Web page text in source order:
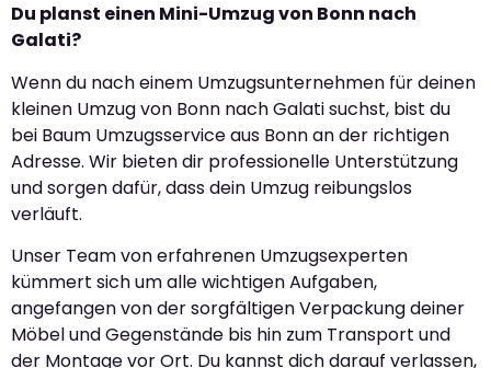
Du planst einen Mini-Umzug von Bonn nach
Galati?
Wenn du nach einem Umzugsunternehmen für deinen
kleinen Umzug von Bonn nach Galati suchst, bist du
bei Baum Umzugsservice aus Bonn an der richtigen
Adresse. Wir bieten dir professionelle Unterstützung
und sorgen dafür, dass dein Umzug reibungslos
verläuft.
Unser Team von erfahrenen Umzugsexperten
kümmert sich um alle wichtigen Aufgaben,
angefangen von der sorgfältigen Verpackung deiner
Möbel und Gegenstände bis hin zum Transport und
der Montage vor Ort. Du kannst dich darauf verlassen,